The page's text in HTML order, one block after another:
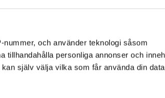
och använder teknologi såsom
tillhandahålla personliga annonser och
själv välja vilka som får använda din data
Hos oss kan du
befintliga evenemang.
till
Starta en